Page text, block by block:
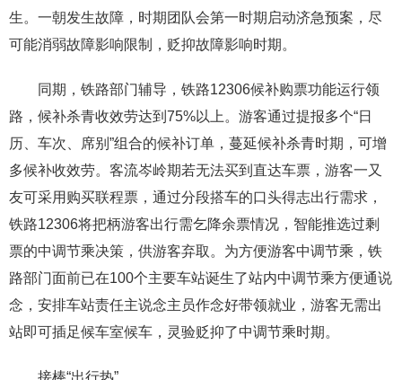
生。一朝发生故障，时期团队会第一时期启动济急预案，尽
可能消弱故障影响限制，贬抑故障影响时期。
同期，铁路部门辅导，铁路12306候补购票功能运行领
路，候补杀青收效劳达到75%以上。游客通过提报多个“日
历、车次、席别”组合的候补订单，蔓延候补杀青时期，可增
多候补收效劳。客流岑岭期若无法买到直达车票，游客一又
友可采用购买联程票，通过分段搭车的口头得志出行需求，
铁路12306将把柄游客出行需乞降余票情况，智能推选过剩
票的中调节乘决策，供游客弃取。为方便游客中调节乘，铁
路部门面前已在100个主要车站诞生了站内中调节乘方便通说
念，安排车站责任主说念主员作念好带领就业，游客无需出
站即可插足候车室候车，灵验贬抑了中调节乘时期。